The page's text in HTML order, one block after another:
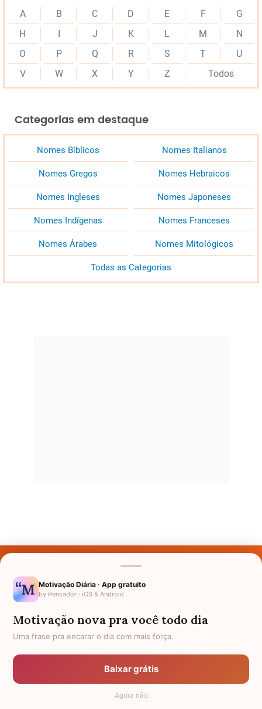
A B C D E F
G
H
J K L M
N
O
P Q R S T
U
V
W X Y Z Todos
Categorias em destaque
Nomes Bíblicos Nomes Italianos
Nomes Gregos Nomes Hebraicos
Nomes Ingleses Nomes Japoneses
Nomes Indígenas Nomes Franceses
Nomes Árabes Nomes Mitológicos
Todas as Categorias
Nomes pelo Mundo
Política de Privacidade
Anuncie
Termos de Uso
Motivação Diária · App gratuito
by Pensador · iOS & Android
Motivação nova pra você todo dia
Uma frase pra encarar o dia com mais força.
Baixar grátis
Agora não